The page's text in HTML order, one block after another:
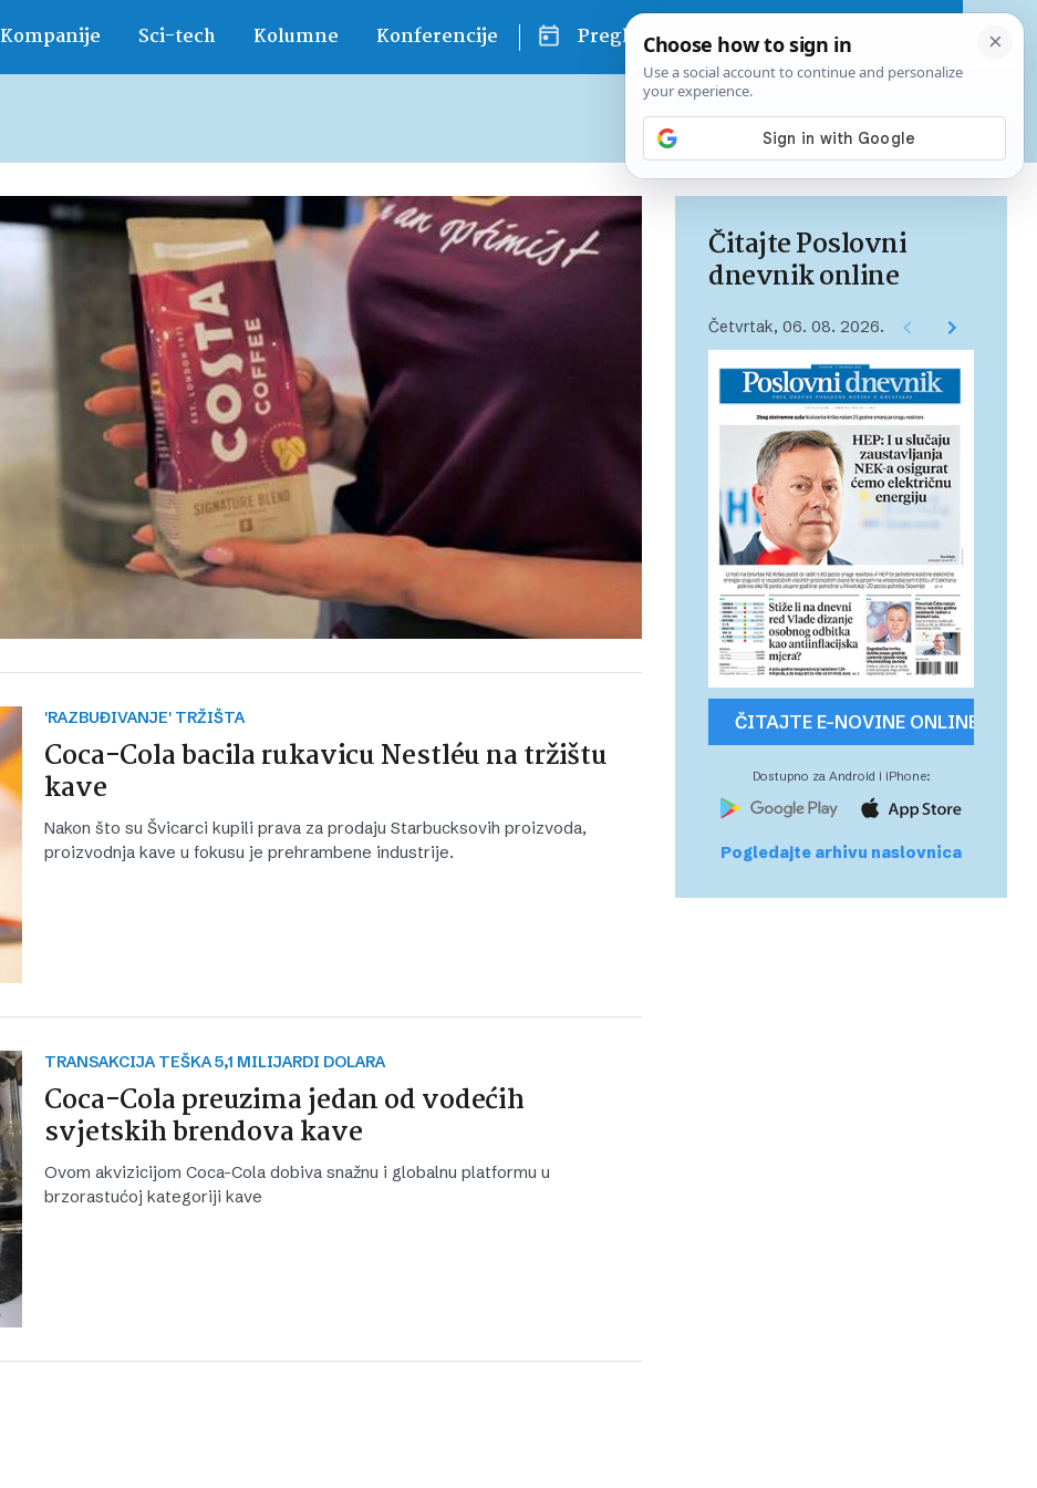
Kompanije Sci-tech Kolumne Konferencije Pregled dana
Već od 10 EUR mjesečno
'RAZBUĐIVANJE' TRŽIŠTA
Coca-Cola bacila rukavicu Nestléu na tržištu
kave
Nakon što su Švicarci kupili prava za prodaju Starbucksovih proizvoda,
proizvodnja kave u fokusu je prehrambene industrije.
TRANSAKCIJA TEŠKA 5,1 MILIJARDI DOLARA
Coca-Cola preuzima jedan od vodećih
svjetskih brendova kave
Ovom akvizicijom Coca-Cola dobiva snažnu i globalnu platformu u
brzorastućoj kategoriji kave
Čitajte Poslovni
dnevnik online
Četvrtak, 06. 08. 2026.
ČITAJTE E-NOVINE ONLINE
Dostupno za Android i iPhone:
Pogledajte arhivu naslovnica